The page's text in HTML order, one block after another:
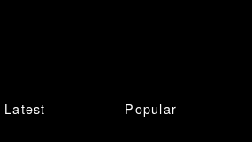
Latest Popular